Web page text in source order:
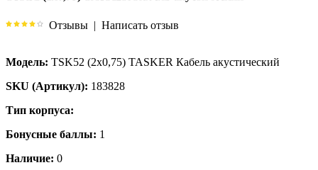
Отзывы | Написать отзыв
Модель: TSK52 (2х0,75) TASKER Кабель акустический
SKU (Артикул): 183828
Тип корпуса:
Бонусные баллы: 1
Наличие: 0